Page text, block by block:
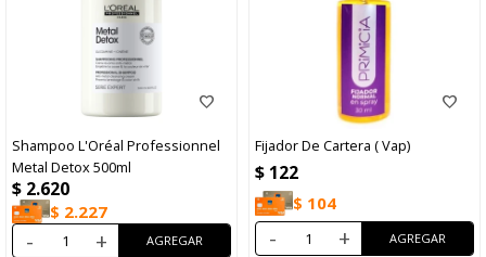
Shampoo L'Oréal Professionnel
Metal Detox 500ml
$ 2.620
$ 2.227
- +
Fijador De Cartera ( Vap)
$ 122
$ 104
- +